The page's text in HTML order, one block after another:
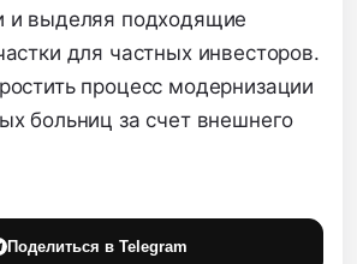
и выделяя подходящие
для частных инвесторов.
процесс модернизации
больниц за счет внешнего
Поделиться в Telegram